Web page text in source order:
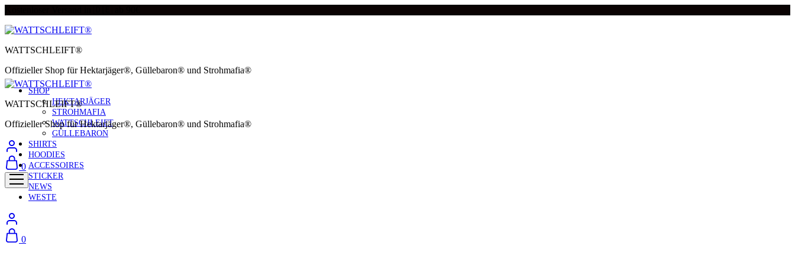
WATTSCHLEIFT®
Offizieller Shop für Hektarjäger®, Güllebaron® und Strohmafia®
SHOP
HEKTARJÄGER
STROHMAFIA
WATTSCHLEIFT
GÜLLEBARON
SHIRTS
HOODIES
ACCESSOIRES
STICKER
NEWS
WESTE
0
WATTSCHLEIFT®
Offizieller Shop für Hektarjäger®, Güllebaron® und Strohmafia®
0